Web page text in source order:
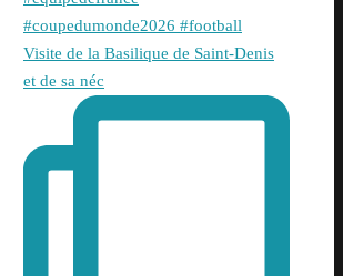
Visite de la Basilique de Saint-Denis
et de sa néc